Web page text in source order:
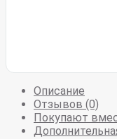
Описание
Отзывов (0)
Покупают